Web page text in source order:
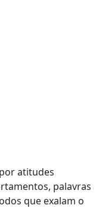
atitudes
palavras
que exalam o